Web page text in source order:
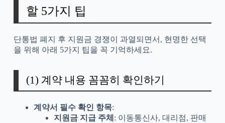
할 5가지 팁
단통법 폐지 후 지원금 경쟁이 과열되면서, 현명한 선택
을 위해 아래 5가지 팁을 꼭 기억하세요.
(1) 계약 내용 꼼꼼히 확인하기
계약서 필수 확인 항목:
지원금 지급 주체 : 이동통신사, 대리점, 판매